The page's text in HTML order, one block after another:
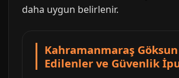
daha uygun belirlenir.
Kahramanmaraş
Edilenler ve Güvenlik